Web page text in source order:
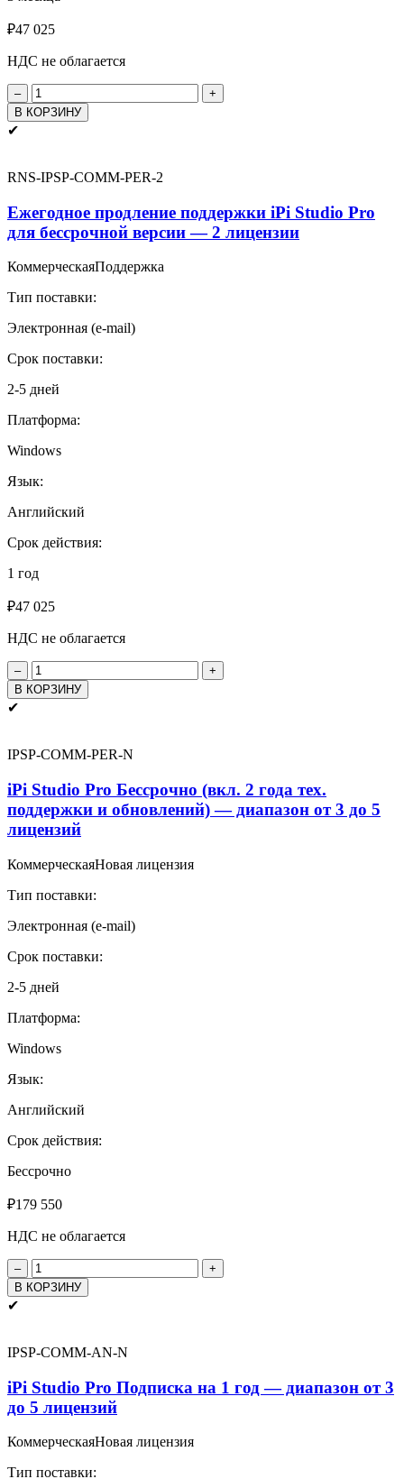
₽47 025
НДС не облагается
Количество
товара
iPi
Подписка
месяца
-
лицензии
В КОРЗИНУ
✔
RNS-IPSP-COMM-PER-2
Ежегодное продление поддержки iPi Studio Pro
для бессрочной версии — 2 лицензии
КоммерческаяПоддержка
Тип поставки:
Электронная (e-mail)
Срок поставки:
2-5 дней
Платформа:
Windows
Язык:
Английский
Срок действия:
1 год
₽47 025
НДС не облагается
Количество
товара
Ежегодное
iPi
Pro
для
бессрочной
версии
2
В КОРЗИНУ
✔
IPSP-COMM-PER-N
iPi Studio Pro Бессрочно (вкл. 2 года тех.
поддержки и обновлений) — диапазон от 3 до 5
лицензий
КоммерческаяНовая лицензия
Тип поставки:
Электронная (e-mail)
Срок поставки:
2-5 дней
Платформа:
Windows
Язык:
Английский
Срок действия:
Бессрочно
₽179 550
НДС не облагается
Количество
товара
iPi
Бессрочно
2
года
тех.
и
В КОРЗИНУ
✔
IPSP-COMM-AN-N
iPi Studio Pro Подписка на 1 год — диапазон от 3
до 5 лицензий
КоммерческаяНовая лицензия
Тип поставки: